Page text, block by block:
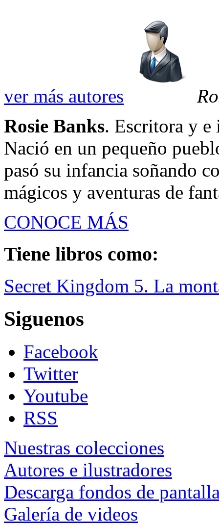
ver más autores
Rosie Banks. Escritora y
Nació en un pequeño
pasó su infancia soñando
mágicos y aventuras de
CONOCE MÁS
Tiene libros como:
Secret Kingdom 5. La
Siguenos
Facebook
Twitter
Youtube
RSS
Nuestras colecciones
Autores e ilustradores
Descarga fondos de
Galería de videos